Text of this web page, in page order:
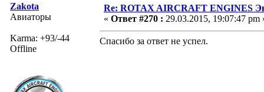
Zakota
Авиаторы
Karma: +93/-44
Offline
Re: ROTAX AIRCRAFT ENGINES
« Ответ #270 : 29.03.2015, 19:07:47 pm
Спасибо за ответ не успел.